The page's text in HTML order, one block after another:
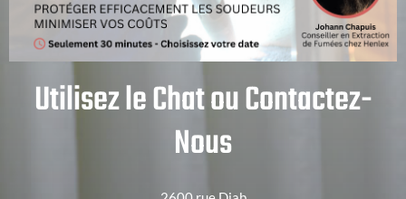
Utilisez le Chat ou Contactez-
Nous